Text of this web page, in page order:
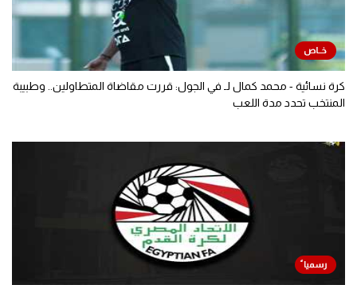
كرة نسائية - محمد كمال لـ في الجول: قررت مقاضاة المتطاولين.. وطبيبة
المنتخب تحدد مدة اللعب